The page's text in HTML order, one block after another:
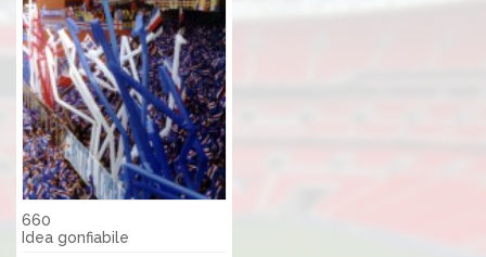
660
Idea gonfiabile